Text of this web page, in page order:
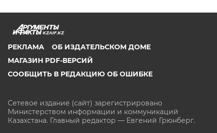
KZAIF.KZ
РЕКЛАМА
ОБ ИЗДАТЕЛЬСКОМ ДОМЕ
МАГАЗИН PDF-ВЕРСИЙ
СООБЩИТЬ В РЕДАКЦИЮ ОБ ОШИБКЕ
Сетевое издание (сайт) зарегистрировано
Министерством информации и коммуникаций
Казахстана. Главный редактор — Евгений Грюнберг.